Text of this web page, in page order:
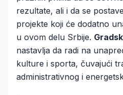
rezultate, ali i da se
projekte koji će dodatno
u ovom delu Srbije.
nastavlja da radi na
kulture i sporta, čuvajući
administrativnog i